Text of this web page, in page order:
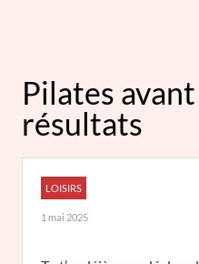
Pilates
résultats
LOISIRS
1 mai 2025